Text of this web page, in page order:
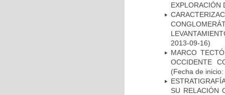
EXPLORACIÓN
2013-09-16)
MARCO
OCCIDENTE
(Fecha de
SU RELACIÓN